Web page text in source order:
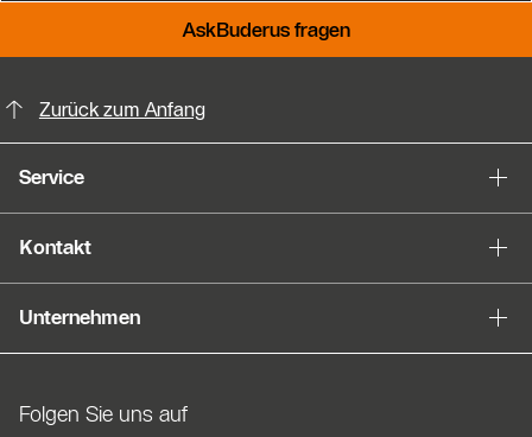
AskBuderus fragen
Zurück zum Anfang
Service
Kontakt
Unternehmen
Folgen Sie uns auf